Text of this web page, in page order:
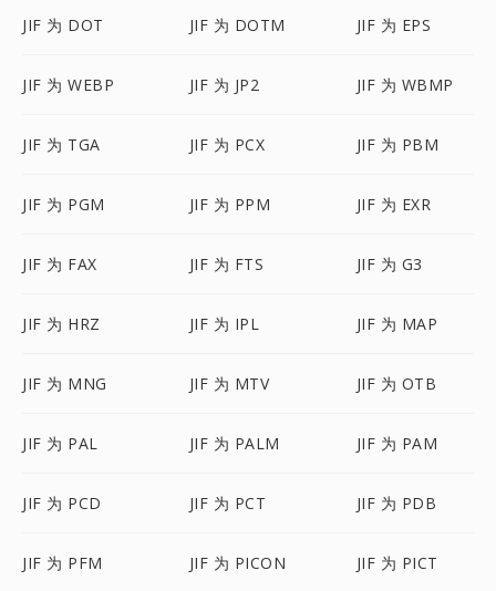
JIF 为 DOT JIF 为 DOTM JIF 为 EPS
JIF 为 WEBP JIF 为 JP2 JIF 为 WBMP
JIF 为 TGA JIF 为 PCX JIF 为 PBM
JIF 为 PGM JIF 为 PPM JIF 为 EXR
JIF 为 FAX JIF 为 FTS JIF 为 G3
JIF 为 HRZ JIF 为 IPL JIF 为 MAP
JIF 为 MNG JIF 为 MTV JIF 为 OTB
JIF 为 PAL JIF 为 PALM JIF 为 PAM
JIF 为 PCD JIF 为 PCT JIF 为 PDB
JIF 为 PFM JIF 为 PICON JIF 为 PICT